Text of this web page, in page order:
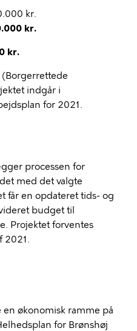
kr.
kr.
kr.
(Borgerrettede
indgår i
for 2021.
processen for
med det valgte
får en opdateret tids- og
budget til
Projektet forventes
2021.
en økonomisk ramme på
for Brønshøj